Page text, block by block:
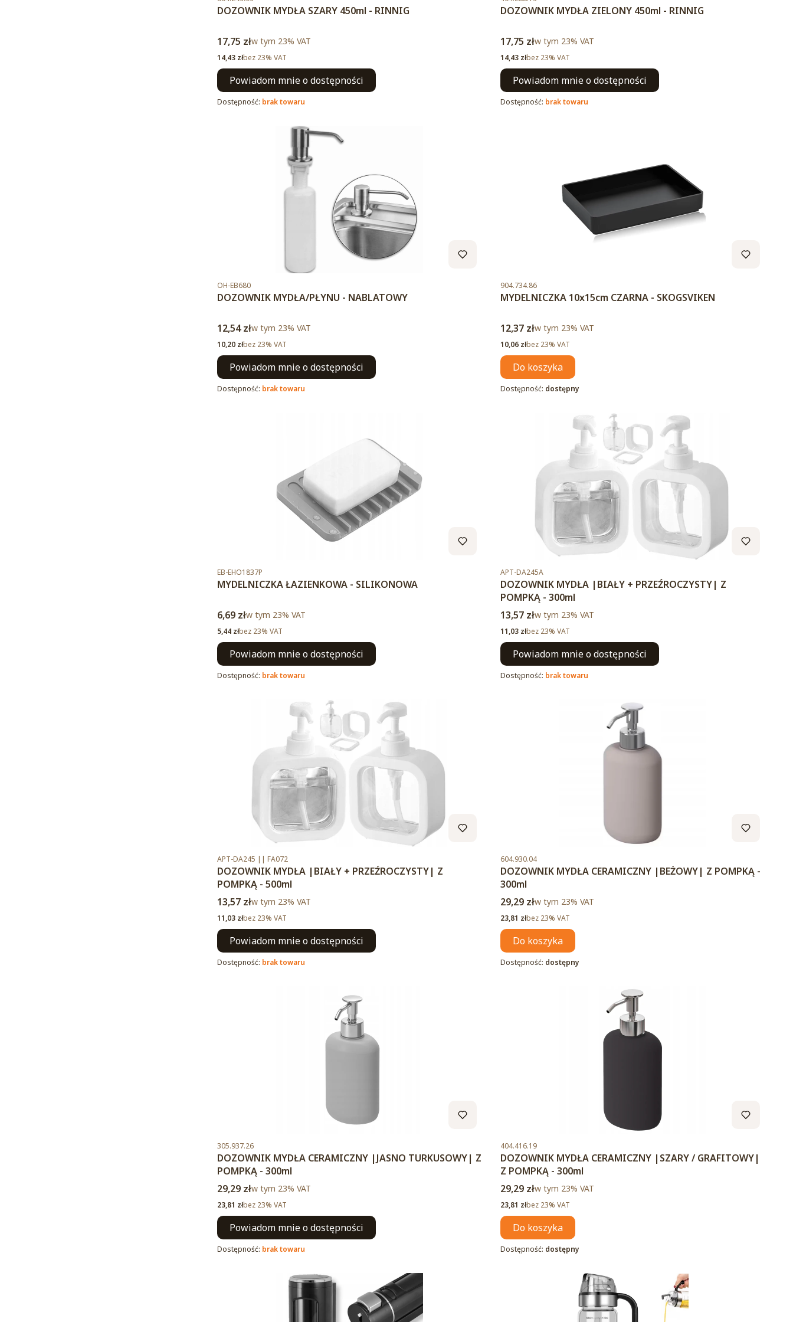
DOZOWNIK MYDŁA SZARY 450ml - RINNIG
Cena brutto
17,75 złw tym %s VAT
w tym 23% VAT
Cena netto
14,43 złbez 23% VAT
Powiadom mnie o dostępności
Dostępność: brak towaru
DOZOWNIK MYDŁA ZIELONY 450ml - RINNIG
Cena brutto
17,75 złw tym %s VAT
w tym 23% VAT
Cena netto
14,43 złbez 23% VAT
Powiadom mnie o dostępności
Dostępność: brak towaru
Kod produktu
OH-EB680
DOZOWNIK MYDŁA/PŁYNU - NABLATOWY
Cena brutto
12,54 złw tym %s VAT
w tym 23% VAT
Cena netto
10,20 złbez 23% VAT
Powiadom mnie o dostępności
Dostępność: brak towaru
Kod produktu
904.734.86
MYDELNICZKA 10x15cm CZARNA - SKOGSVIKEN
Cena brutto
12,37 złw tym %s VAT
w tym 23% VAT
Cena netto
10,06 złbez 23% VAT
Do koszyka
Dostępność: dostępny
Kod produktu
EB-EHO1837P
MYDELNICZKA ŁAZIENKOWA - SILIKONOWA
Cena brutto
6,69 złw tym %s VAT
w tym 23% VAT
Cena netto
5,44 złbez 23% VAT
Powiadom mnie o dostępności
Dostępność: brak towaru
Kod produktu
APT-DA245A
DOZOWNIK MYDŁA |BIAŁY + PRZEŹROCZYSTY| Z
POMPKĄ - 300ml
Cena brutto
13,57 złw tym %s VAT
w tym 23% VAT
Cena netto
11,03 złbez 23% VAT
Powiadom mnie o dostępności
Dostępność: brak towaru
Kod produktu
APT-DA245 || FA072
DOZOWNIK MYDŁA |BIAŁY + PRZEŹROCZYSTY| Z
POMPKĄ - 500ml
Cena brutto
13,57 złw tym %s VAT
w tym 23% VAT
Cena netto
11,03 złbez 23% VAT
Powiadom mnie o dostępności
Dostępność: brak towaru
Kod produktu
604.930.04
DOZOWNIK MYDŁA CERAMICZNY |BEŻOWY| Z POMPKĄ -
300ml
Cena brutto
29,29 złw tym %s VAT
w tym 23% VAT
Cena netto
23,81 złbez 23% VAT
Do koszyka
Dostępność: dostępny
Kod produktu
305.937.26
DOZOWNIK MYDŁA CERAMICZNY |JASNO TURKUSOWY| Z
POMPKĄ - 300ml
Cena brutto
29,29 złw tym %s VAT
w tym 23% VAT
Cena netto
23,81 złbez 23% VAT
Powiadom mnie o dostępności
Dostępność: brak towaru
Kod produktu
404.416.19
DOZOWNIK MYDŁA CERAMICZNY |SZARY / GRAFITOWY|
Z POMPKĄ - 300ml
Cena brutto
29,29 złw tym %s VAT
w tym 23% VAT
Cena netto
23,81 złbez 23% VAT
Do koszyka
Dostępność: dostępny